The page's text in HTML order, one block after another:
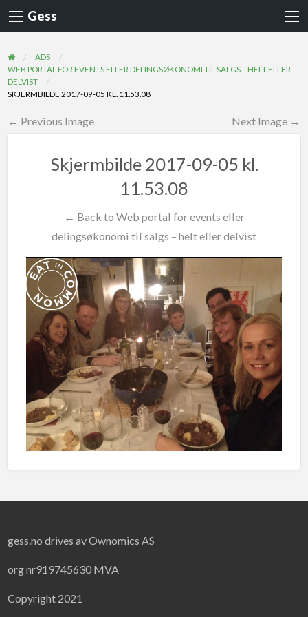
Gess
ADS
WEB PORTAL FOR EVENTS ELLER DELINGSØKONOMI TIL SALGS – HELT ELLER
DELVIST
SKJERMBILDE 2017-09-05 KL. 11.53.08
← Previous Image Next Image →
Skjermbilde 2017-09-05 kl.
11.53.08
← Back to Web portal for events eller
delingsøkonomi til salgs – helt eller delvist
gess.no drives av Ownomics AS
org nr919745630 MVA
Copyright 2021